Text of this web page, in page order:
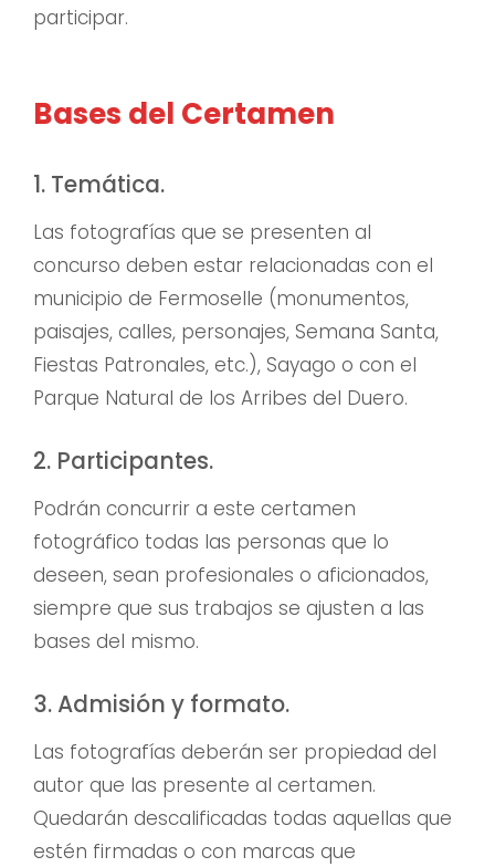
participar.
Bases del Certamen
1. Temática.
Las fotografías que se presenten al
concurso deben estar relacionadas con el
municipio de Fermoselle (monumentos,
paisajes, calles, personajes, Semana Santa,
Fiestas Patronales, etc.), Sayago o con el
Parque Natural de los Arribes del Duero.
2. Participantes.
Podrán concurrir a este certamen
fotográfico todas las personas que lo
deseen, sean profesionales o aficionados,
siempre que sus trabajos se ajusten a las
bases del mismo.
3. Admisión y formato.
Las fotografías deberán ser propiedad del
autor que las presente al certamen.
Quedarán descalificadas todas aquellas que
estén firmadas o con marcas que